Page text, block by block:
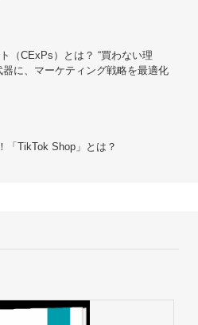
（CExPs）とは？ “買わない理
に、マーケティング戦略を最適化
「TikTok Shop」とは？